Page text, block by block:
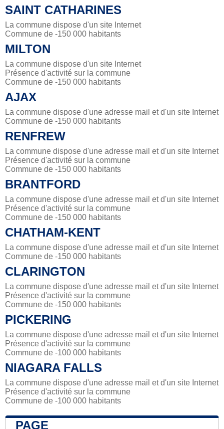
SAINT CATHARINES
La commune dispose d'un site Internet
Commune de -150 000 habitants
MILTON
La commune dispose d'un site Internet
Présence d'activité sur la commune
Commune de -150 000 habitants
AJAX
La commune dispose d'une adresse mail et d'un site Internet
Commune de -150 000 habitants
RENFREW
La commune dispose d'une adresse mail et d'un site Internet
Présence d'activité sur la commune
Commune de -150 000 habitants
BRANTFORD
La commune dispose d'une adresse mail et d'un site Internet
Présence d'activité sur la commune
Commune de -150 000 habitants
CHATHAM-KENT
La commune dispose d'une adresse mail et d'un site Internet
Commune de -150 000 habitants
CLARINGTON
La commune dispose d'une adresse mail et d'un site Internet
Présence d'activité sur la commune
Commune de -150 000 habitants
PICKERING
La commune dispose d'une adresse mail et d'un site Internet
Présence d'activité sur la commune
Commune de -100 000 habitants
NIAGARA FALLS
La commune dispose d'une adresse mail et d'un site Internet
Présence d'activité sur la commune
Commune de -100 000 habitants
PAGE